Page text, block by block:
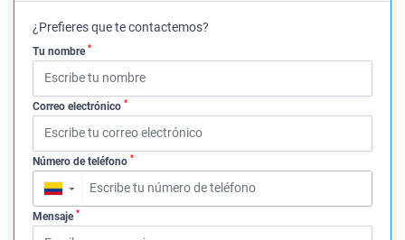
¿Prefieres que te contactemos?
Tu nombre *
Correo electrónico *
Número de teléfono *
▼
Mensaje *